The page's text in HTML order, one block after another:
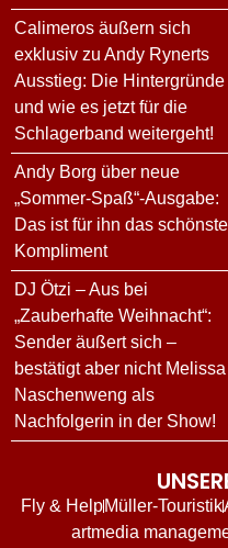
Calimeros äußern sich
exklusiv zu Andy Rynerts
Ausstieg: Die Hintergründe
und wie es jetzt für die
Schlagerband weitergeht!
Andy Borg über neue
„Sommer-Spaß“-Ausgabe:
Das ist für ihn das schönste
Kompliment
DJ Ötzi – Aus bei
„Zauberhafte Weihnacht“:
Sender äußert sich –
bestätigt aber nicht Melissa
Naschenweng als
Nachfolgerin in der Show!
Fly & HelpMüller-Touristik
artmedia